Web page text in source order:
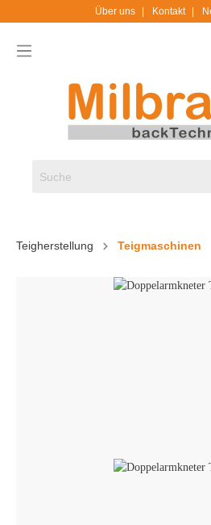
Über uns Kontakt
Teigherstellung Teigmaschinen